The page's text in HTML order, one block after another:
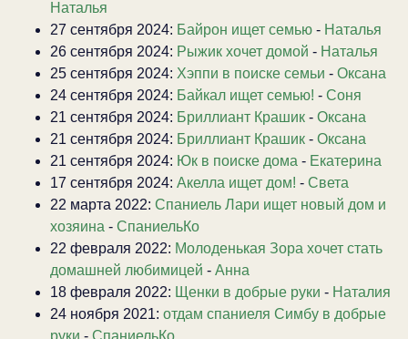
Наталья
27 сентября 2024: Байрон ищет семью - Наталья
26 сентября 2024: Рыжик хочет домой - Наталья
25 сентября 2024: Хэппи в поиске семьи - Оксана
24 сентября 2024: Байкал ищет семью! - Соня
21 сентября 2024: Бриллиант Крашик - Оксана
21 сентября 2024: Бриллиант Крашик - Оксана
21 сентября 2024: Юк в поиске дома - Екатерина
17 сентября 2024: Акелла ищет дом! - Света
22 марта 2022: Спаниель Лари ищет новый дом и
хозяина - СпаниельКо
22 февраля 2022: Молоденькая Зора хочет стать
домашней любимицей - Анна
18 февраля 2022: Щенки в добрые руки - Наталия
24 ноября 2021: отдам спаниеля Симбу в добрые